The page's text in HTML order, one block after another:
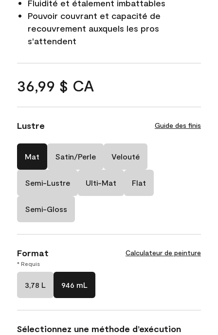
Fluidité et étalement imbattables
Pouvoir couvrant et capacité de
recouvrement auxquels les pros
s'attendent
36,99 $ CA
Lustre Guide des finis
Mat Satin/Perle Velouté
Semi-Lustre Ulti-Mat Flat
Semi-Gloss
Format Calculateur de peinture
* Requis
3,78 L 946 mL
Sélectionnez une méthode d’exécution